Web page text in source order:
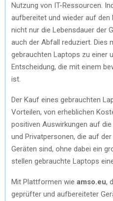
Nutzung von IT-Ressourcen.
aufbereitet und wieder auf den
nicht nur die Lebensdauer der
auch der Abfall reduziert. Dies
gebrauchten Laptops zu einer
Entscheidung, die mit einem
ist.
Der Kauf eines gebrauchten
Vorteilen, von erheblichen
positiven Auswirkungen auf
und Privatpersonen, die auf
Geräten sind, ohne dabei ein
stellen gebrauchte Laptops
Mit Plattformen wie amso.eu,
geprüfter und aufbereiteter